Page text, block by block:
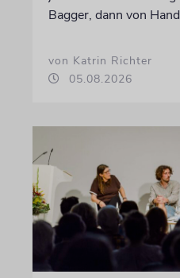
Bagger, dann von Hand
von Katrin Richter
05.08.2026